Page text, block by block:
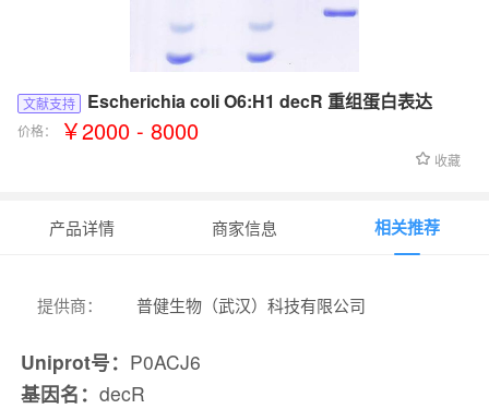
文献支持 Escherichia coli O6:H1 decR 重组蛋白表达
价格： ￥2000 - 8000
收藏
产品详情 商家信息 相关推荐
提供商： 普健生物（武汉）科技有限公司
Uniprot号： P0ACJ6
基因名： decR